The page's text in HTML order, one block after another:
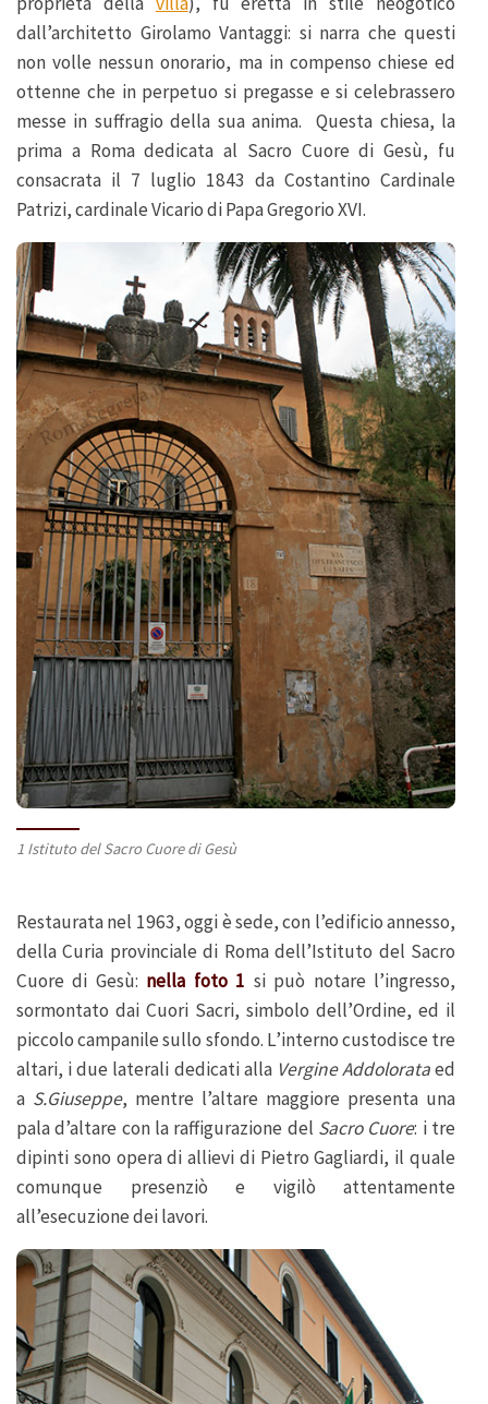
dall’architetto Girolamo Vantaggi: si narra che questi
non volle nessun onorario, ma in compenso chiese ed
ottenne che in perpetuo si pregasse e si celebrassero
messe in suffragio della sua anima. Questa chiesa, la
prima a Roma dedicata al Sacro Cuore di Gesù, fu
consacrata il 7 luglio 1843 da Costantino Cardinale
Patrizi, cardinale Vicario di Papa Gregorio XVI.
1 Istituto del Sacro Cuore di Gesù
Restaurata nel 1963, oggi è sede, con l’edificio annesso,
della Curia provinciale di Roma dell’Istituto del Sacro
Cuore di Gesù: nella foto 1 si può notare l’ingresso,
sormontato dai Cuori Sacri, simbolo dell’Ordine, ed il
piccolo campanile sullo sfondo. L’interno custodisce tre
altari, i due laterali dedicati alla Vergine Addolorataed
a S.Giuseppe, mentre l’altare maggiore presenta una
pala d’altare con la raffigurazione del Sacro Cuore: i tre
dipinti sono opera di allievi di Pietro Gagliardi, il quale
comunque presenziò e vigilò attentamente
all’esecuzione dei lavori.